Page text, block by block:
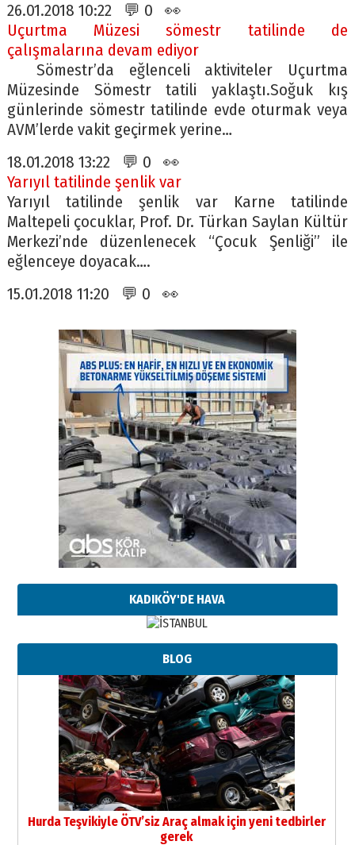
26.01.2018 10:22 💬 0 👀
Uçurtma Müzesi sömestr tatilinde de
çalışmalarına devam ediyor
Sömestr’da eğlenceli aktiviteler Uçurtma
Müzesinde Sömestr tatili yaklaştı.Soğuk kış
günlerinde sömestr tatilinde evde oturmak veya
AVM’lerde vakit geçirmek yerine…
18.01.2018 13:22 💬 0 👀
Yarıyıl tatilinde şenlik var
Yarıyıl tatilinde şenlik var Karne tatilinde
Maltepeli çocuklar, Prof. Dr. Türkan Saylan Kültür
Merkezi’nde düzenlenecek “Çocuk Şenliği” ile
eğlenceye doyacak….
15.01.2018 11:20 💬 0 👀
KADIKÖY'DE HAVA
BLOG
Hurda Teşvikiyle ÖTV’siz Araç almak için yeni tedbirler
gerek